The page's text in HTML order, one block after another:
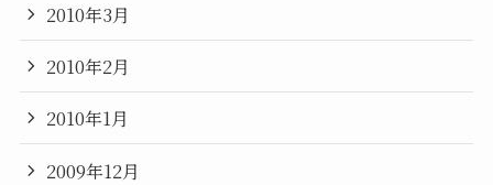
2010年3月
2010年2月
2010年1月
2009年12月